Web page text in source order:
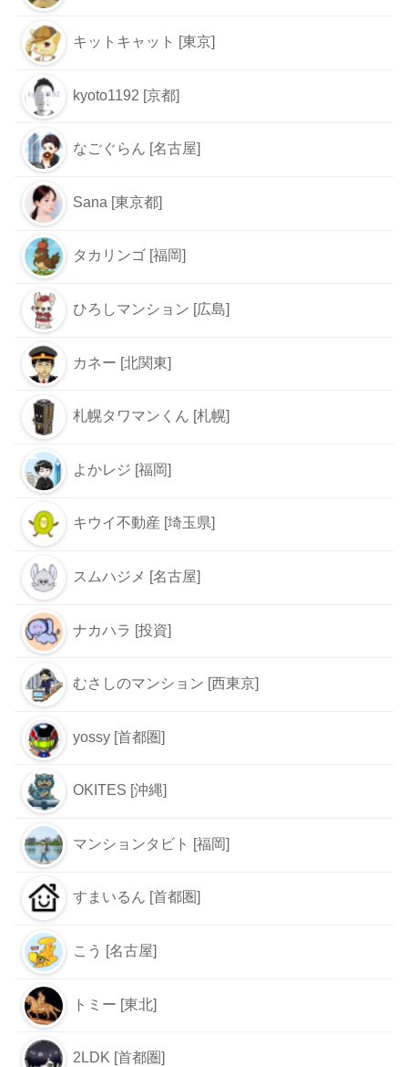
キットキャット [東京]
kyoto1192 [京都]
なごぐらん [名古屋]
Sana [東京都]
タカリンゴ [福岡]
ひろしマンション [広島]
カネー [北関東]
札幌タワマンくん [札幌]
よかレジ [福岡]
キウイ不動産 [埼玉県]
スムハジメ [名古屋]
ナカハラ [投資]
むさしのマンション [西東京]
yossy [首都圏]
OKITES [沖縄]
マンションタビト [福岡]
すまいるん [首都圏]
こう [名古屋]
トミー [東北]
2LDK [首都圏]